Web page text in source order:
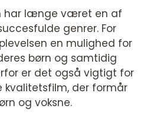
har længe været en af
genrer. For
en mulighed for
børn og samtidig
er det også vigtigt for
kvalitetsfilm, der formår
og voksne.